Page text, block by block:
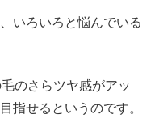
いろいろと悩んでいる
のさらツヤ感がアッ
指せるというのです。